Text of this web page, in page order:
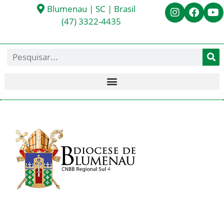
Blumenau | SC | Brasil
(47) 3322-4435